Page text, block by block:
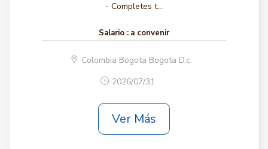
- Completes t...
Salario : a convenir
Colombia Bogota Bogota D.c.
2026/07/31
Ver Más